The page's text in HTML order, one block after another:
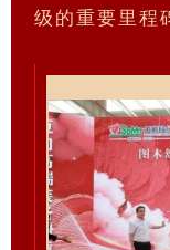
级的重要里程